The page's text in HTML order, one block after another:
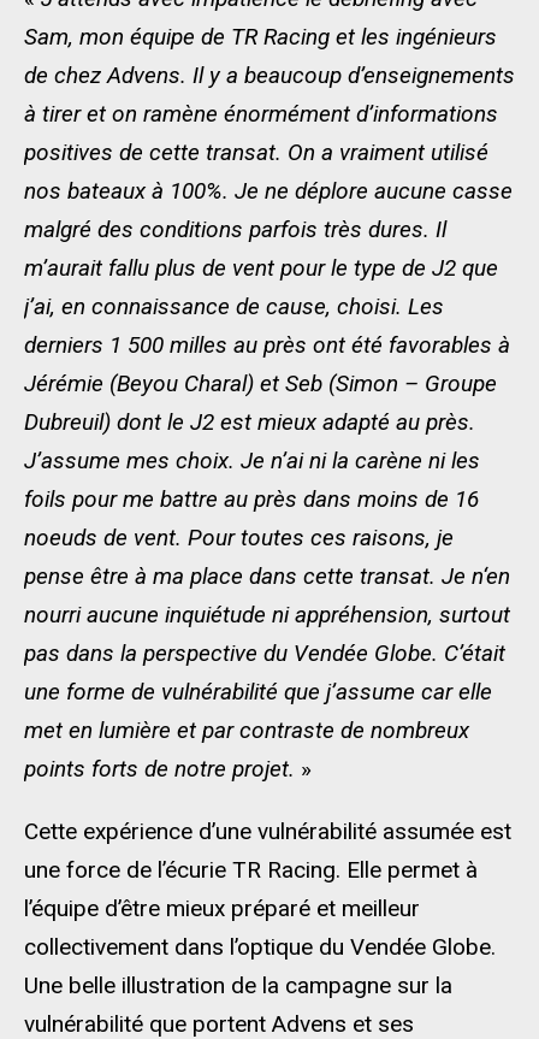
Sam, mon équipe de TR Racing et les ingénieurs
de chez Advens. Il y a beaucoup d’enseignements
à tirer et on ramène énormément d’informations
positives de cette transat. On a vraiment utilisé
nos bateaux à 100%. Je ne déplore aucune casse
malgré des conditions parfois très dures. Il
m’aurait fallu plus de vent pour le type de J2 que
j’ai, en connaissance de cause, choisi. Les
derniers 1 500 milles au près ont été favorables à
Jérémie (Beyou Charal) et Seb (Simon – Groupe
Dubreuil) dont le J2 est mieux adapté au près.
J’assume mes choix. Je n’ai ni la carène ni les
foils pour me battre au près dans moins de 16
noeuds de vent. Pour toutes ces raisons, je
pense être à ma place dans cette transat. Je n‘en
nourri aucune inquiétude ni appréhension, surtout
pas dans la perspective du Vendée Globe. C’était
une forme de vulnérabilité que j’assume car elle
met en lumière et par contraste de nombreux
points forts de notre projet. »
Cette expérience d’une vulnérabilité assumée est
une force de l’écurie TR Racing. Elle permet à
l’équipe d’être mieux préparé et meilleur
collectivement dans l’optique du Vendée Globe.
Une belle illustration de la campagne sur la
vulnérabilité que portent Advens et ses